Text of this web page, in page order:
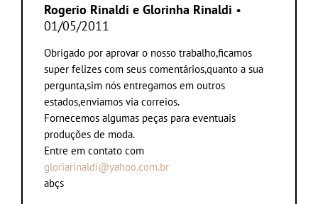
Rogerio Rinaldi e Glorinha Rinaldi •
01/05/2011
Obrigado por aprovar o nosso trabalho,ficamos
super felizes com seus comentários,quanto a sua
pergunta,sim nós entregamos em outros
estados,enviamos via correios.
Fornecemos algumas peças para eventuais
produções de moda.
Entre em contato com
gloriarinaldi@yahoo.com.br
abçs